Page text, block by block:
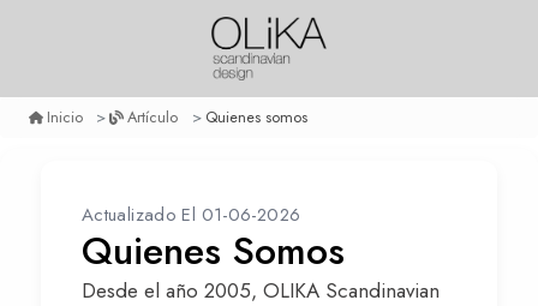
Inicio Artículo Quienes somos
Actualizado El 01-06-2026
Quienes Somos
Desde el año 2005, OLIKA Scandinavian